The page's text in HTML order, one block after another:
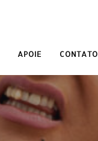
APOIE CONTATO